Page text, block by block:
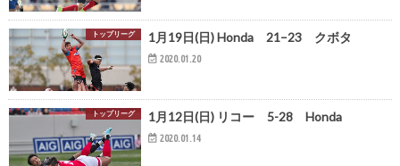
トップリーグ 1月19日(日) Honda 21–23 クボタ
2020.01.20
トップリーグ 1月12日(日) リコー 5-28 Honda
2020.01.14